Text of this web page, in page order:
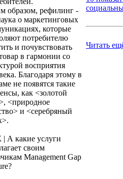
образом, рефилинг -
о маркетинговых
которые
потребителю
и почувствовать
в гармонии со
восприятия
Благодаря этому в
не появятся такие
как <золотой
<природное
и <серебряный
А какие услуги
своим
Management Gap
Читать